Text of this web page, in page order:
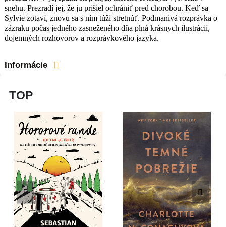
snehu. Prezradí jej, že ju prišiel ochrániť pred chorobou. Keď sa
Sylvie zotaví, znovu sa s ním túži stretnúť. Podmanivá rozprávka o
zázraku počas jedného zasneženého dňa plná krásnych ilustrácií,
dojemných rozhovorov a rozprávkového jazyka.
Informácie
TOP